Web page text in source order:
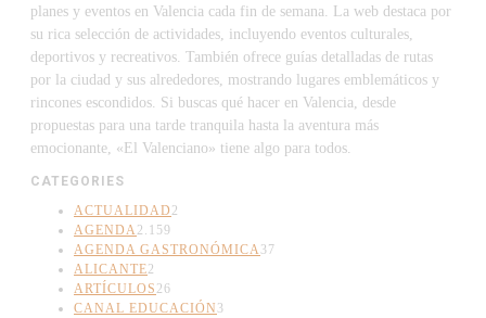
planes y eventos en Valencia cada fin de semana. La web destaca por
su rica selección de actividades, incluyendo eventos culturales,
deportivos y recreativos. También ofrece guías detalladas de rutas
por la ciudad y sus alrededores, mostrando lugares emblemáticos y
rincones escondidos. Si buscas qué hacer en Valencia, desde
propuestas para una tarde tranquila hasta la aventura más
emocionante, «El Valenciano» tiene algo para todos.
CATEGORIES
ACTUALIDAD 2
AGENDA2.159
AGENDA GASTRONÓMICA37
ALICANTE2
ARTÍCULOS 26
CANAL EDUCACIÓN 3